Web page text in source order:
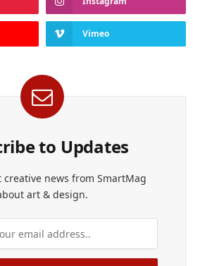
Vimeo
to Updates
creative news from SmartMag
art & design.